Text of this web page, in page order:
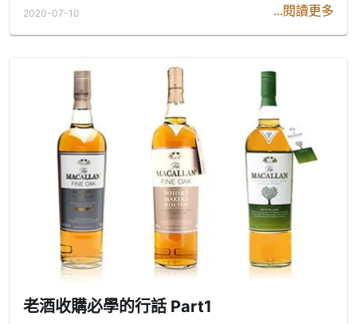
...閱讀更多
2020-07-10
老酒收購必學的行話 Part1